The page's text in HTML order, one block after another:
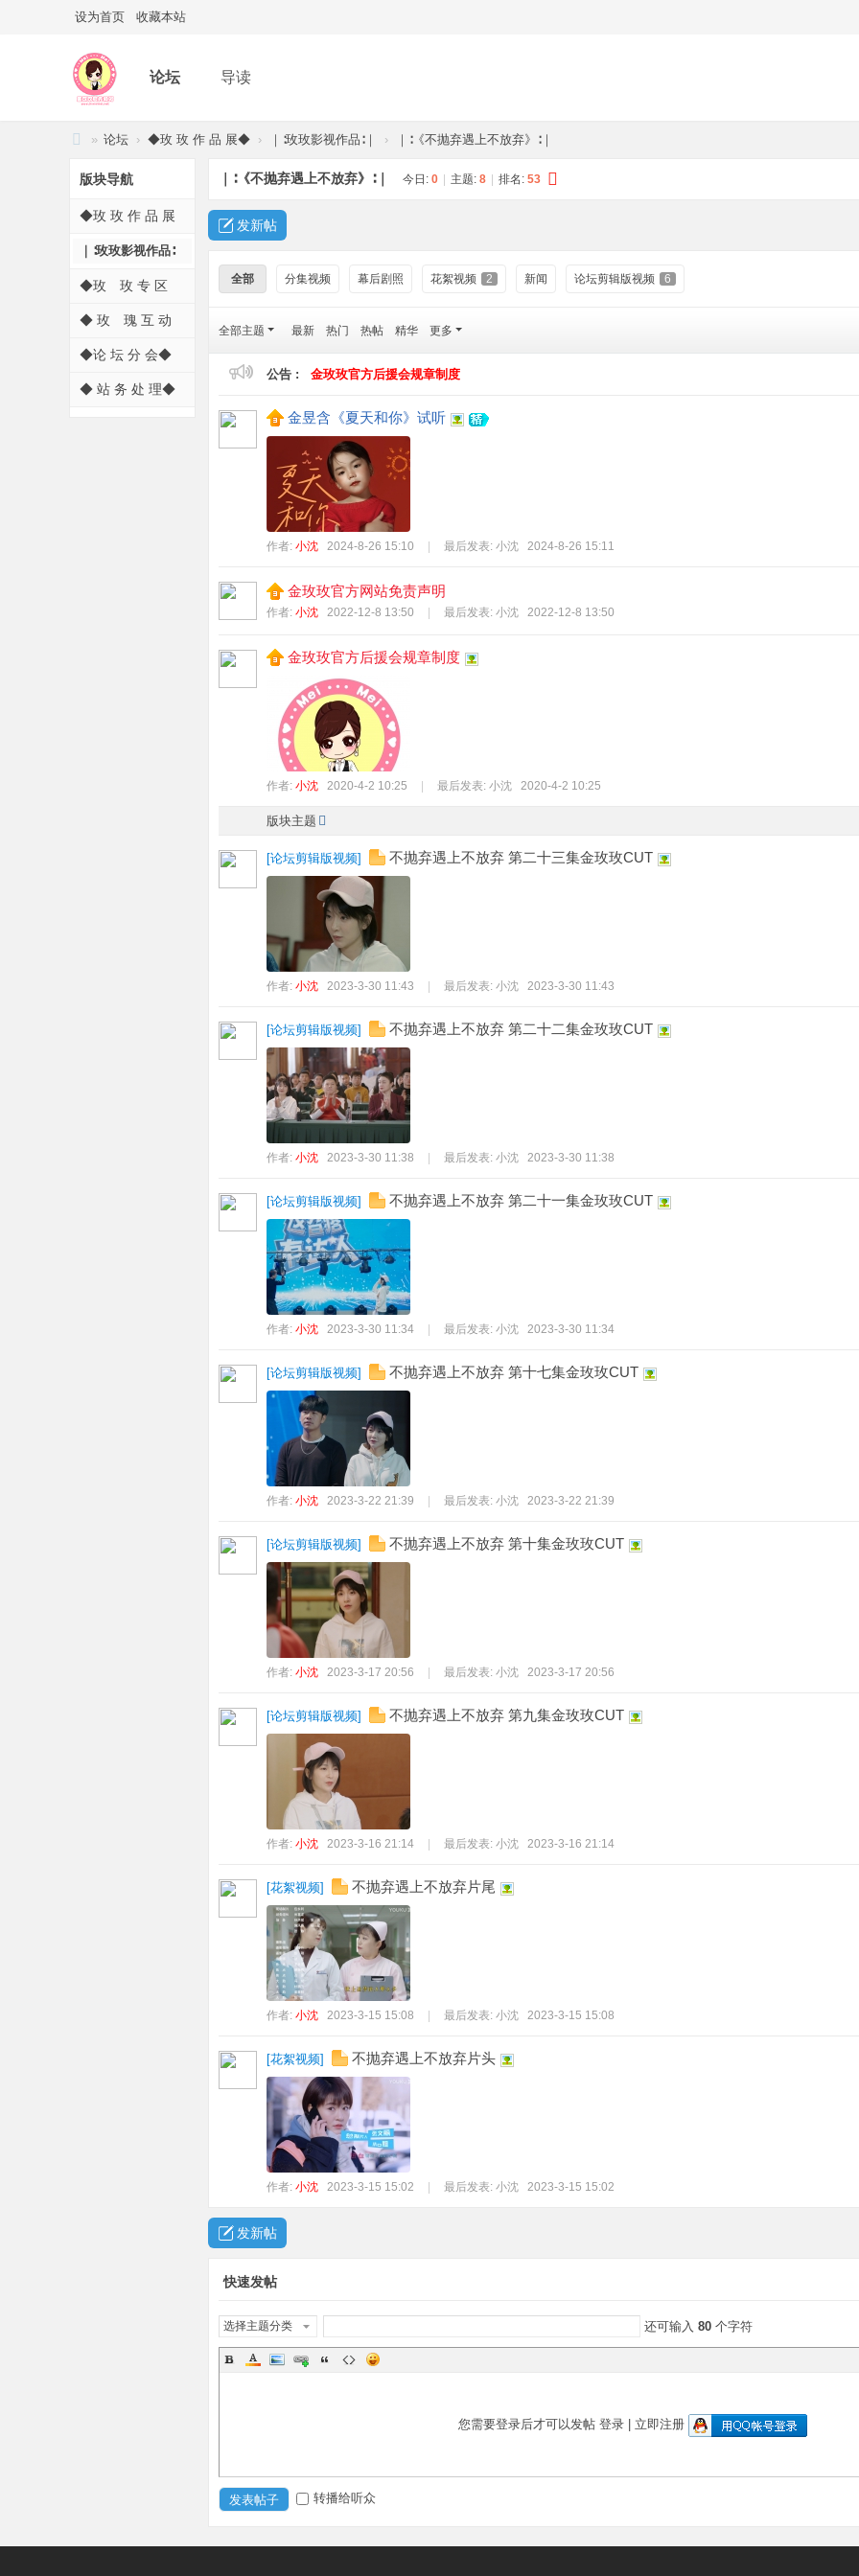
设为首页 收藏本站
论坛 导读
玫
方
★
玫
» 论坛 › ◆玫 玫 作 品 展◆ › ｜∶玫玫影视作品∶｜ › ｜∶《不抛弃遇上不放弃》∶｜
版块导航
◆玫 玫 作 品 展
◆
｜∶玫玫影视作品∶
｜
◆玫 玫 专 区
◆
◆ 玫 瑰 互 动
◆
◆论 坛 分 会◆
◆ 站 务 处 理◆
｜∶《不抛弃遇上不放弃》∶｜ 今日: 0 主题: 8 排名: 53
发新帖
全部 分集视频 幕后剧照 花絮视频 2 新闻 论坛剪辑版视频 6
全部主题 最新 热门 热帖 精华 更多
公告 : 金玫玫官方后援会规章制度
金昱含《夏天和你》试听
作者: 小沈 2024-8-26 15:10 最后发表: 小沈 2024-8-26 15:11
金玫玫官方网站免责声明
作者: 小沈 2022-12-8 13:50 最后发表: 小沈 2022-12-8 13:50
金玫玫官方后援会规章制度
作者: 小沈 2020-4-2 10:25 最后发表: 小沈 2020-4-2 10:25
版块主题
[论坛剪辑版视频] 不抛弃遇上不放弃 第二十三集金玫玫CUT
作者: 小沈 2023-3-30 11:43 最后发表: 小沈 2023-3-30 11:43
[论坛剪辑版视频] 不抛弃遇上不放弃 第二十二集金玫玫CUT
作者: 小沈 2023-3-30 11:38 最后发表: 小沈 2023-3-30 11:38
[论坛剪辑版视频] 不抛弃遇上不放弃 第二十一集金玫玫CUT
作者: 小沈 2023-3-30 11:34 最后发表: 小沈 2023-3-30 11:34
[论坛剪辑版视频] 不抛弃遇上不放弃 第十七集金玫玫CUT
作者: 小沈 2023-3-22 21:39 最后发表: 小沈 2023-3-22 21:39
[论坛剪辑版视频] 不抛弃遇上不放弃 第十集金玫玫CUT
作者: 小沈 2023-3-17 20:56 最后发表: 小沈 2023-3-17 20:56
[论坛剪辑版视频] 不抛弃遇上不放弃 第九集金玫玫CUT
作者: 小沈 2023-3-16 21:14 最后发表: 小沈 2023-3-16 21:14
[花絮视频] 不抛弃遇上不放弃片尾
作者: 小沈 2023-3-15 15:08 最后发表: 小沈 2023-3-15 15:08
[花絮视频] 不抛弃遇上不放弃片头
作者: 小沈 2023-3-15 15:02 最后发表: 小沈 2023-3-15 15:02
发新帖
快速发帖
选择主题分类 还可输入 80 个字符
您需要登录后才可以发帖 登录| 立即注册
发表帖子 转播给听众